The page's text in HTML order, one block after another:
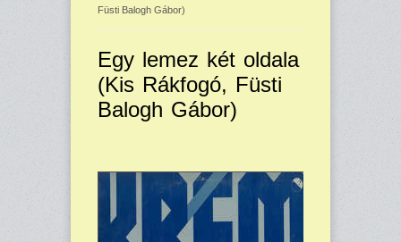
Jelenlegi hely
Füsti Balogh Gábor)
Egy lemez két oldala
(Kis Rákfogó, Füsti
Balogh Gábor)